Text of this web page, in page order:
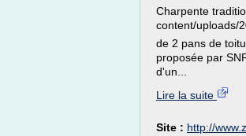
Charpente
content/uploads/
de 2 pans de
proposée par
d'un...
Lire la suite
Site : http://